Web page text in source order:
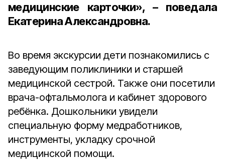
медицинские карточки», – поведала
Екатерина Александровна.
Во время экскурсии дети познакомились с
заведующим поликлиники и старшей
медицинской сестрой. Также они посетили
врача-офтальмолога и кабинет здорового
ребёнка. Дошкольники увидели
специальную форму медработников,
инструменты, укладку срочной
медицинской помощи.